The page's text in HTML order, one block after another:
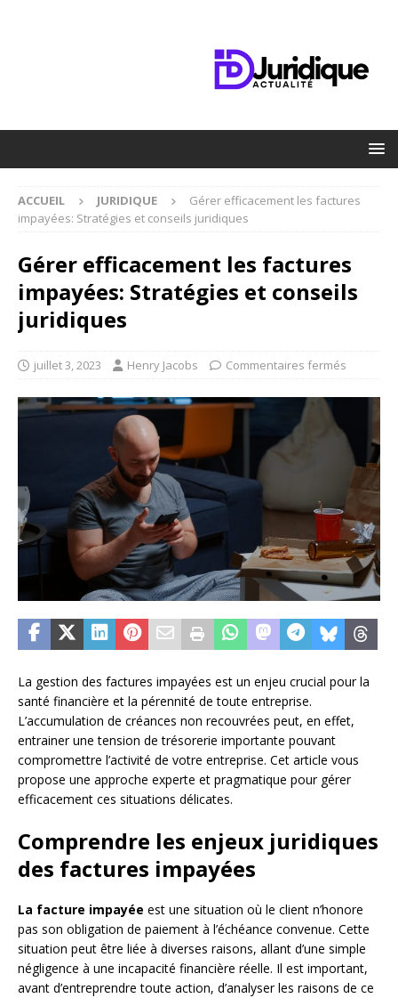
ACCUEIL JURIDIQUE
Gérer efficacement les factures
impayées: Stratégies et conseils juridiques
Gérer efficacement les factures
impayées: Stratégies et conseils
juridiques
juillet 3, 2023 Henry Jacobs Commentaires fermés
La gestion des factures impayées est un enjeu crucial pour la
santé financière et la pérennité de toute entreprise.
L’accumulation de créances non recouvrées peut, en effet,
entrainer une tension de trésorerie importante pouvant
compromettre l’activité de votre entreprise. Cet article vous
propose une approche experte et pragmatique pour gérer
efficacement ces situations délicates.
Comprendre les enjeux juridiques
des factures impayées
La facture impayée est une situation où le client n’honore
pas son obligation de paiement à l’échéance convenue. Cette
situation peut être liée à diverses raisons, allant d’une simple
négligence à une incapacité financière réelle. Il est important,
avant d’entreprendre toute action, d’analyser les raisons de ce